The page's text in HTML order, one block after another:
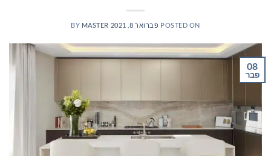
POSTED ON פברואר 8, 2021 BY MASTER
08
פבר